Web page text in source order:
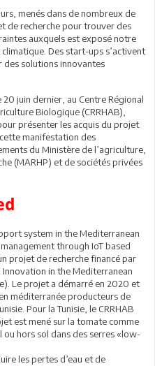
menés dans de nombreux de
de recherche pour trouver des
auxquels est exposé notre
Des start-ups s’activent
solutions innovantes
20 juin dernier, au Centre Régional
Biologique (CRRHAB),
présenter les acquis du projet
manifestation des
du Ministère de l’agriculture,
(MARHP) et de sociétés privées
system in the Mediterranean
through IoT based
projet de recherche financé par
Innovation in the Mediterranean
Le projet a démarré en 2020 et
méditerranée producteurs de
Pour la Tunisie, le CRRHAB
est mené sur la tomate comme
ou hors sol dans des serres «low-
les pertes d’eau et de